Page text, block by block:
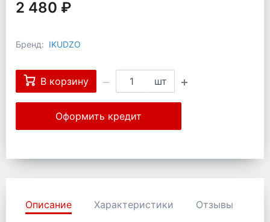
2 480 ₽
Бренд: IKUDZO
В корзину шт
Оформить кредит
Описание Характеристики Отзывы